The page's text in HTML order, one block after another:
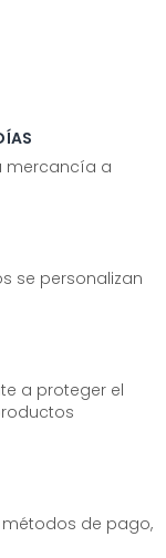
mercancía a
se personalizan
a proteger el
de pago,